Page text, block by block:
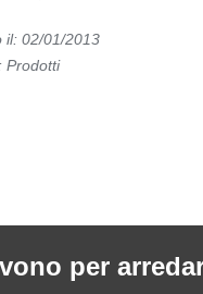
il: 02/01/2013
Prodotti
per